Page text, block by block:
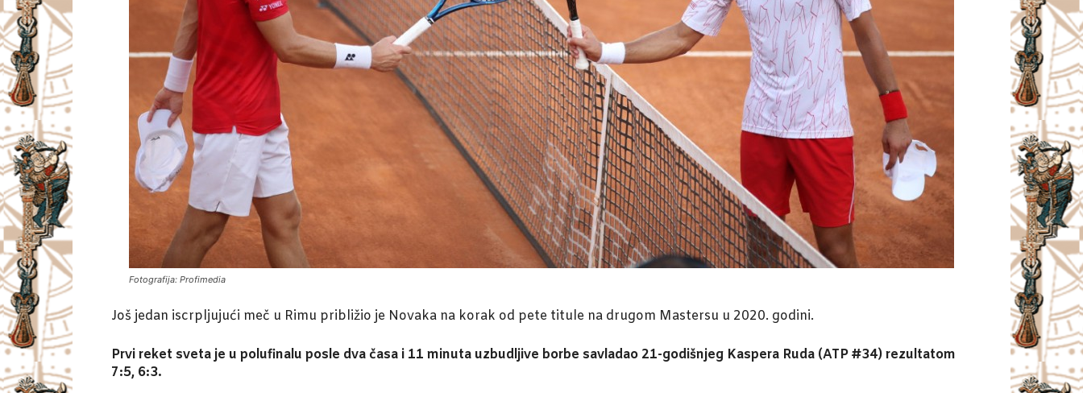
Fotografija: Profimedia
Još jedan iscrpljujući meč u Rimu približio je Novaka na korak od pete titule na drugom Mastersu u 2020. godini.
Prvi reket sveta je u polufinalu posle dva časa i 11 minuta uzbudljive borbe savladao 21-godišnjeg Kaspera Ruda (ATP #34) rezultatom
7:5, 6:3.